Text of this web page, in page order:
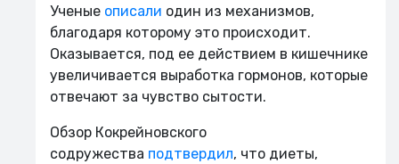
Ученые описали один из механизмов,
благодаря которому это происходит.
Оказывается, под ее действием в кишечнике
увеличивается выработка гормонов, которые
отвечают за чувство сытости.
Обзор Кокрейновского
содружества подтвердил, что диеты,